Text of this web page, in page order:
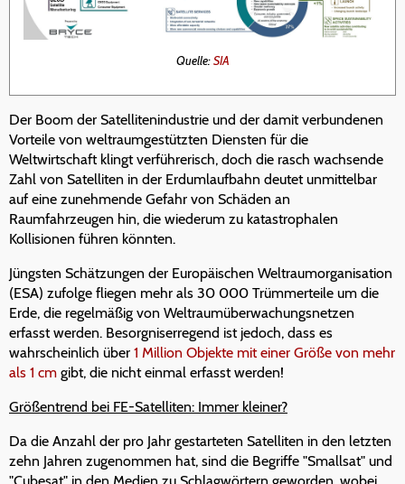
Quelle:SIA
Der Boom der Satellitenindustrie und der damit verbundenen
Vorteile von weltraumgestützten Diensten für die
Weltwirtschaft klingt verführerisch, doch die rasch wachsende
Zahl von Satelliten in der Erdumlaufbahn deutet unmittelbar
auf eine zunehmende Gefahr von Schäden an
Raumfahrzeugen hin, die wiederum zu katastrophalen
Kollisionen führen könnten.
Jüngsten Schätzungen der Europäischen Weltraumorganisation
(ESA) zufolge fliegen mehr als 30 000 Trümmerteile um die
Erde, die regelmäßig von Weltraumüberwachungsnetzen
erfasst werden. Besorgniserregend ist jedoch, dass es
wahrscheinlich über 1 Million Objekte mit einer Größe von mehr
als 1 cm gibt, die nicht einmal erfasst werden!
Größentrend bei FE-Satelliten: Immer kleiner?
Da die Anzahl der pro Jahr gestarteten Satelliten in den letzten
zehn Jahren zugenommen hat, sind die Begriffe "Smallsat" und